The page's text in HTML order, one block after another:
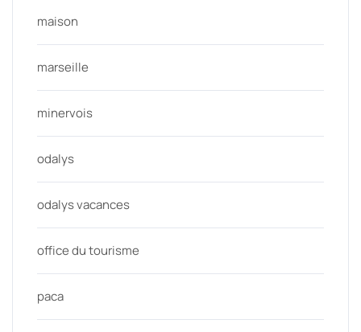
maison
marseille
minervois
odalys
odalys vacances
office du tourisme
paca